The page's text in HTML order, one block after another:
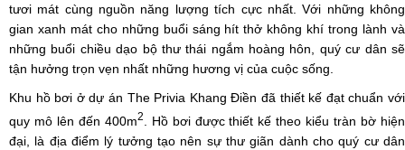
tươi mát cùng nguồn năng lượng tích cực nhất. Với những không
gian xanh mát cho những buổi sáng hít thở không khí trong lành và
những buổi chiều dạo bộ thư thái ngắm hoàng hôn, quý cư dân sẽ
tận hưởng trọn vẹn nhất những hương vị của cuộc sống.
Khu hồ bơi ở dự án The Privia Khang Điền đã thiết kế đạt chuẩn với
quy mô lên đến 400m2. Hồ bơi được thiết kế theo kiểu tràn bờ hiện
đại, là địa điểm lý tưởng tạo nên sự thư giãn dành cho quý cư dân